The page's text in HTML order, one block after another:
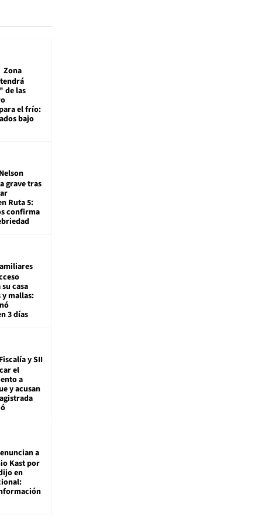
Zona
de las
el frío:
bajo
Nelson
grave tras
Ruta 5:
confirma
casa
mallas:
3 días
Fiscalía y SII
el
a
y acusan
a
Kast por
en